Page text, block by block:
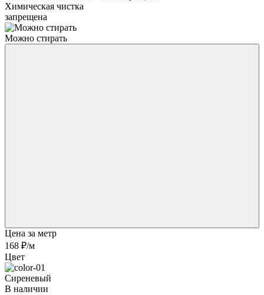
Химическая чистка
запрещена
Можно стирать
Цена за метр
168 ₽/м
Цвет
Сиреневый
В наличии